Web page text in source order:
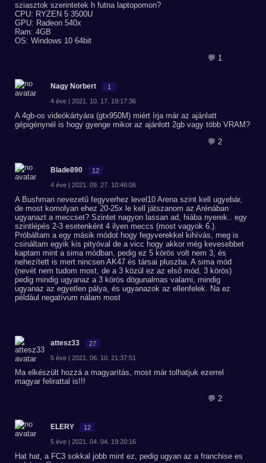
sziasztok szerintetek h futna laptopomon?
CPU: RYZEN 5 3500U
GPU: Radeon 540x
Ram: 4GB
OS: Windows 10 64bit
💬 1
Nagy Norbert 1
4 éve | 2021. 10. 17. 19:17:36
A 4gb-os videókártyára (gtx950M) miért írja már az ajánlatt
gépigénynél is hogy gyenge mikor az ajánlott 2gb vagy több VRAM?
💬 2
Blade890 12
4 éve | 2021. 09. 27. 10:46:06
A Bushman nevezetű fegyverhez level10 Arena szint kell ugyebár,
de most komolyan ehez 20-25x le kell játszanom az Arénában
ugyanazt a meccset? Szintet nagyon lassan ad, hiába nyerek.. egy
szintlépés 2-3 esetenként 4 ilyen meccs (most vagyok 6.).
Próbáltam a egy másik módot hogy fegyverekkel kihívás, meg is
csináltam egyik kis pityóval de a vicc hogy akkor még kevesebbet
kaptam mint a sima módban, pedig ez 5 körös volt nem 3, és
nehezített is mert nincsen AK47 és társai pluszba. A sima mód
(nevét nem tudom most, de a 3 közül ez az első mód, 3 körös)
pedig mindig ugyanaz a 3 körös dögunalmas valami, mindig
ugyanaz az egyetlen pálya, és ugyanazok az ellenfelek. Na ez
például negatívum nálam most
attesz33 27
5 éve | 2021. 06. 10. 21:37:51
Ma elkészült hozzá a magyarítás, most már tolhatjuk ezerrel
magyar felirattal is!!!
💬 2
ELERY 12
5 éve | 2021. 04. 04. 19:20:16
Hat hat, a FC3 sokkal jobb mint ez, pedig ugyan az a franchise es